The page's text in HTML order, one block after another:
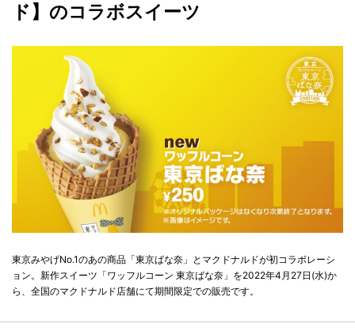
ド】のコラボスイーツ
東京みやげNo.1のあの商品「東京ばな奈」とマクドナルドが初コラボレーシ
ョン。新作スイーツ「ワッフルコーン 東京ばな奈」を2022年4月27日(水)か
ら、全国のマクドナルド店舗にて期間限定での販売です。